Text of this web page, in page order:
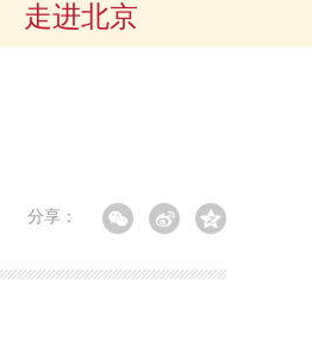
走进北京
分享：